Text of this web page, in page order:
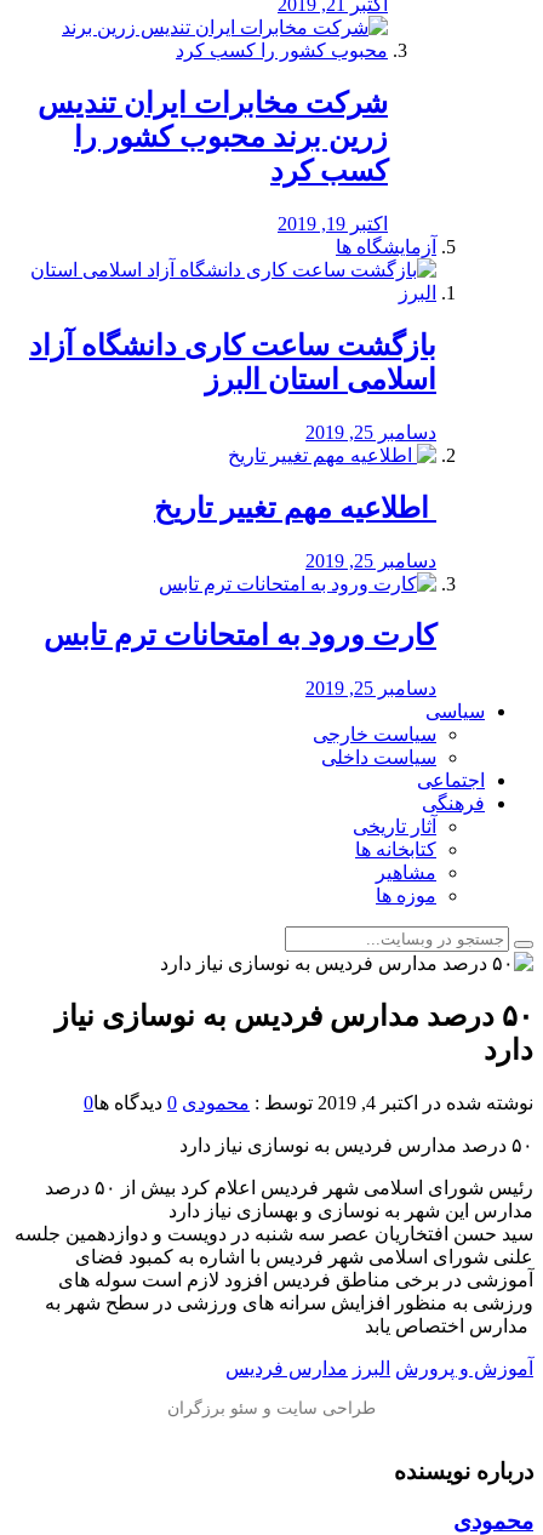
اکتبر 21, 2019
شرکت مخابرات ایران تندیس
زرین برند محبوب کشور را
کسب کرد
اکتبر 19, 2019
آزمایشگاه ها
بازگشت ساعت کاری دانشگاه آزاد
اسلامی استان البرز
دسامبر 25, 2019
️ اطلاعیه مهم تغییر تاریخ
دسامبر 25, 2019
کارت ورود به امتحانات ترم تابس
دسامبر 25, 2019
سیاسی
سیاست خارجی
سیاست داخلی
اجتماعی
فرهنگی
آثار تاریخی
کتابخانه ها
مشاهیر
موزه ها
️۵۰ درصد مدارس فردیس به نوسازی نیاز
دارد
نوشته شده در اکتبر 4, 2019 توسط : محمودی 0 دیدگاه ها0
رئیس شورای اسلامی شهر فردیس اعلام کرد بیش از ۵۰ درصد
مدارس این شهر به نوسازی و بهسازی نیاز دارد
سید حسن افتخاریان عصر سه شنبه در دویست و دوازدهمین جلسه
علنی شورای اسلامی شهر فردیس با اشاره به کمبود فضای
آموزشی در برخی مناطق فردیس افزود لازم است سوله های
ورزشی به منظور افزایش سرانه های ورزشی در سطح شهر به
مدارس اختصاص یابد
آموزش و پرورش البرز مدارس فردیس
درباره نویسنده
محمودی